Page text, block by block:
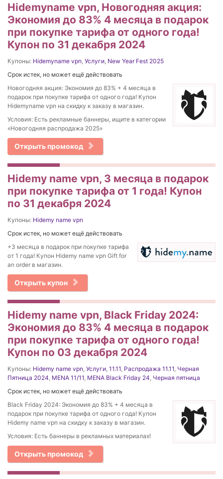
Hidemyname vpn, Новогодняя акция:
Экономия до 83% 4 месяца в подарок
при покупке тарифа от одного года!
Купон по 31 декабря 2024
Купоны: Hidemyname vpn Услуги New Year Fest 2025
Срок истек, но может ещё действовать
Новогодняя акция: Экономия до 83% + 4 месяца в
подарок при покупке тарифа от одного года! Купон
Hidemyname vpn на скидку к заказу в магазин.
Условия: Есть рекламные баннеры, ищите в категории
«Новогодняя распродажа 2025»
Открыть промокод
Hidemy name vpn, 3 месяца в подарок
при покупке тарифа от 1 года! Купон
по 31 декабря 2024
Купоны: Hidemy name vpn
Срок истек, но может ещё действовать
+3 месяца в подарок при покупке тарифа
от 1 года! Купон Hidemy name vpn Gift for
an order в магазин.
Открыть купон
Hidemy name vpn, Black Friday 2024:
Экономия до 83% 4 месяца в подарок
при покупке тарифа от одного года!
Купон по 03 декабря 2024
Купоны: Hidemy name vpn Услуги 11.11 Распродажа 11.11 Черная
Пятница 2024 MENA 11/11 MENA Black Friday 24 Черная пятница
Срок истек, но может ещё действовать
Black Friday 2024: Экономия до 83% + 4 месяца в
подарок при покупке тарифа от одного года! Купон
Hidemy name vpn на скидку к заказу в магазин.
Условия: Есть баннеры в рекламных материалах!
Открыть промокод